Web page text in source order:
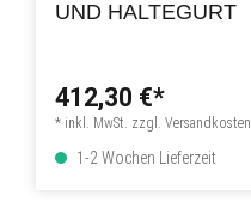
UND HALTEGURT
412,30 €*
* inkl. MwSt. zzgl. Versandkosten
1-2 Wochen Lieferzeit